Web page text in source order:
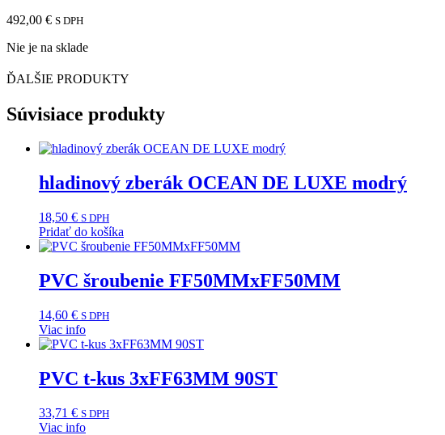
492,00 € S DPH
Nie je na sklade
ĎALŠIE PRODUKTY
Súvisiace produkty
hladinový zberák OCEAN DE LUXE modrý
18,50 € S DPH
Pridať do košíka
PVC šroubenie FF50MMxFF50MM
14,60 € S DPH
Viac info
PVC t-kus 3xFF63MM 90ST
33,71 € S DPH
Viac info